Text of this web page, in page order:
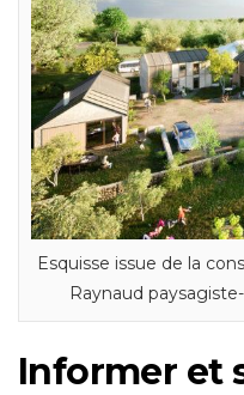
Esquisse issue de la
Raynaud
Informer et